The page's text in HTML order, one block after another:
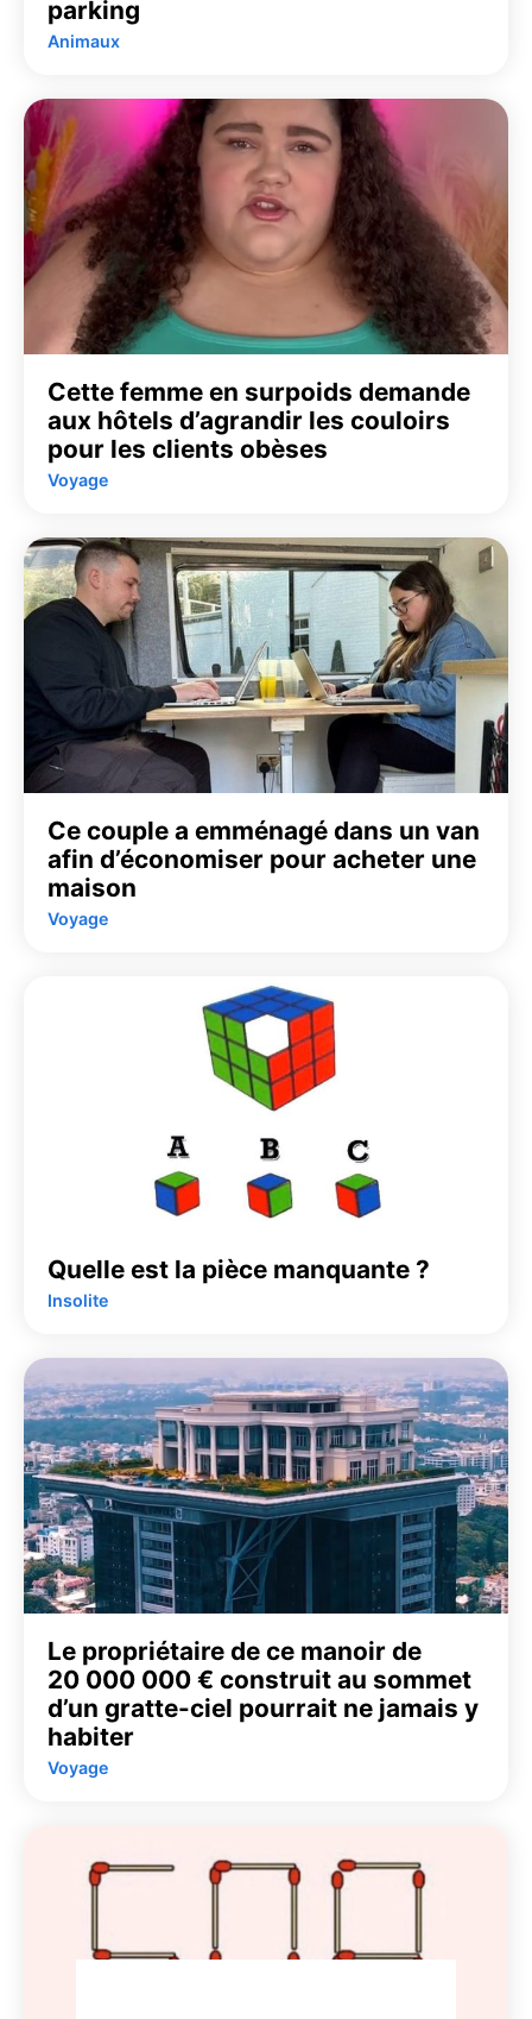
parking
Animaux
Cette femme en surpoids demande
aux hôtels d’agrandir les couloirs
pour les clients obèses
Voyage
Ce couple a emménagé dans un van
afin d’économiser pour acheter une
maison
Voyage
Quelle est la pièce manquante ?
Insolite
Le propriétaire de ce manoir de
20 000 000 € construit au sommet
d’un gratte-ciel pourrait ne jamais y
habiter
Voyage